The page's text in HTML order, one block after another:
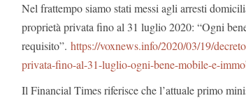
Nel frattempo siamo stati messi agli arresti
proprietà privata fino al 31 luglio 2020: “Ogni
requisito”. https://voxnews.info/2020/03/19/
privata-fino-al-31-luglio-ogni-bene-mobile-e-
Il Financial Times riferisce che l’attuale primo